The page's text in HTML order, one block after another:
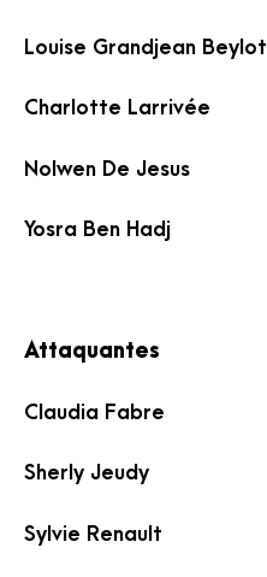
Louise Grandjean Beylot
Charlotte Larrivée
Nolwen De Jesus
Yosra Ben Hadj
Attaquantes
Claudia Fabre
Sherly Jeudy
Sylvie Renault